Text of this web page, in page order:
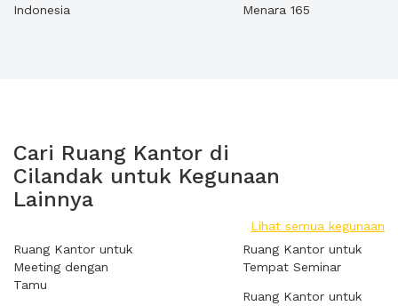
Indonesia
Menara 165
Cari Ruang Kantor di
Cilandak untuk Kegunaan
Lainnya
Lihat semua kegunaan
Ruang Kantor untuk
Meeting dengan
Tamu
Ruang Kantor untuk
Tempat Seminar
Ruang Kantor untuk